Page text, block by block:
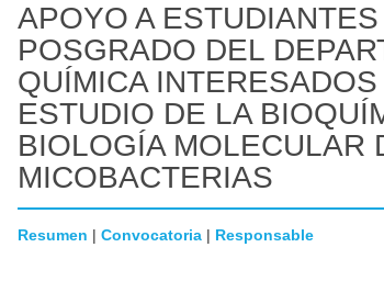
APOYO A
POSGRADO DEL
QUÍMICA
ESTUDIO DE LA
BIOLOGÍA MOLECULAR
MICOBACTERIAS
Resumen | Convocatoria | Responsable